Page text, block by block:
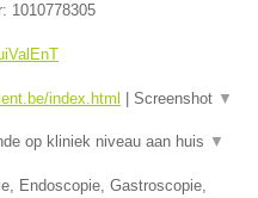
1010778305
index.html Screenshot ▼
op kliniek niveau aan huis ▼
Endoscopie, Gastroscopie,